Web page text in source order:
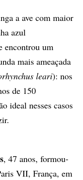
a ave com maior
azul
encontrou um
mais ameaçada
leari): nos
de 150
ideal nesses casos
, 47 anos, formou-
VII, França, em